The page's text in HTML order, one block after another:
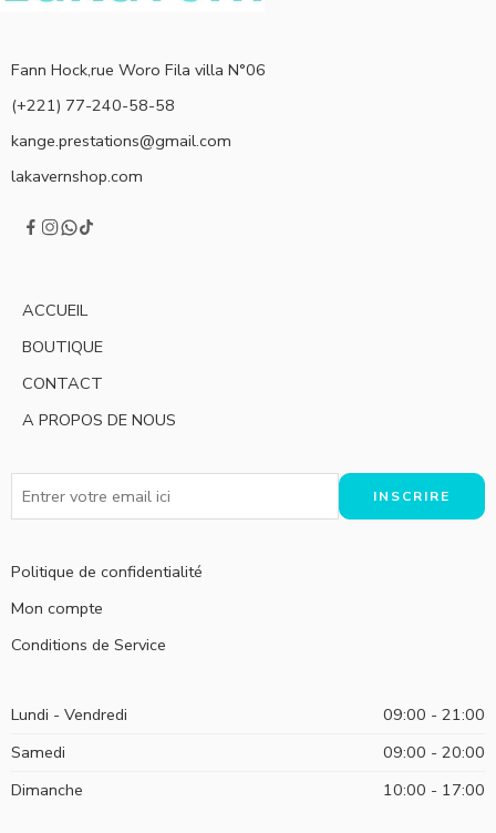
Fann Hock,rue Woro Fila villa N°06
(+221) 77-240-58-58
kange.prestations@gmail.com
lakavernshop.com
ACCUEIL
BOUTIQUE
CONTACT
A PROPOS DE NOUS
Politique de confidentialité
Mon compte
Conditions de Service
Lundi - Vendredi
09:00 - 21:00
Samedi
09:00 - 20:00
Dimanche
10:00 - 17:00